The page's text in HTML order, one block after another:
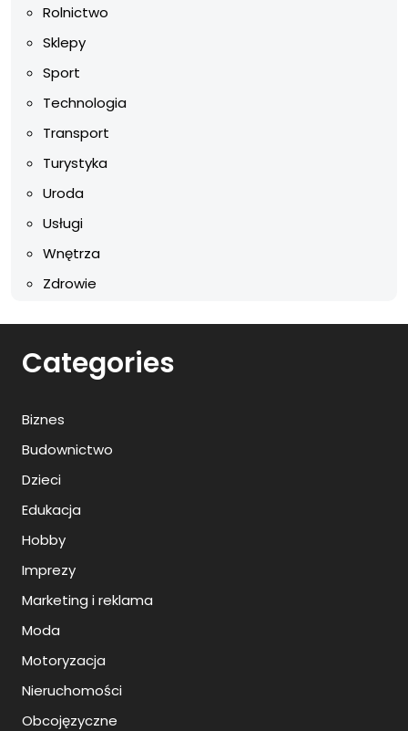
Rolnictwo
Sklepy
Sport
Technologia
Transport
Turystyka
Uroda
Usługi
Wnętrza
Zdrowie
Categories
Biznes
Budownictwo
Dzieci
Edukacja
Hobby
Imprezy
Marketing i reklama
Moda
Motoryzacja
Nieruchomości
Obcojęzyczne